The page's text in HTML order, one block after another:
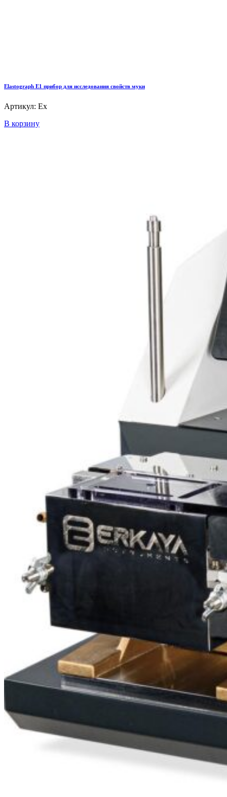
Elastograph E1 прибор для исследования свойств муки
Артикул: Ex
В корзину